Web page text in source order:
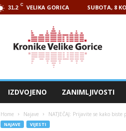
31.2 C VELIKA GORICA SUBOTA, 8
IZDVOJENO ZANIMLJIVOSTI
Home Najave NATJEČAJ: Prijavite se kako
NAJAVE VIJESTI